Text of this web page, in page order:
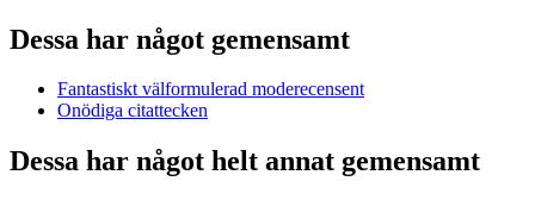
Dessa har något gemensamt
Fantastiskt välformulerad moderecensent
Onödiga citattecken
Dessa har något helt annat gemensamt